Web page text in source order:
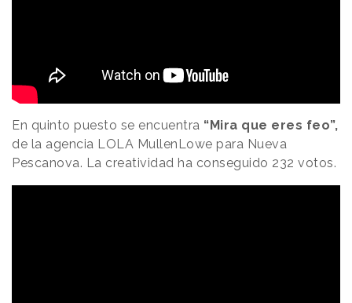
En quinto puesto se encuentra “Mira que eres feo”,
de la agencia LOLA MullenLowe para Nueva
Pescanova. La creatividad ha conseguido 232 votos.